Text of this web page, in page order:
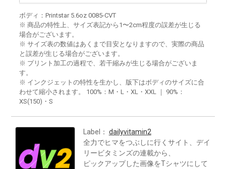
ボディ：Printstar 5.6oz 0085-CVT
※ 商品の特性上、サイズ表記から1〜2cm程度の誤差が生じる
場合がございます。
※ サイズ表の数値はあくまで目安となりますので、実際の商品
と誤差が生じる場合がございます。
※ プリント加工の過程で、若干縮みが生じる場合がございま
す。
※ インクジェットの特性を生かし、版下はボディのサイズに合
わせて縮小されます。 100%：M・L・XL・XXL ｜ 90%：
XS(150)・S
Label： dailyvitamin2
全力でヒマをつぶしに行くサイト、デイ
リービタミンズの連載から、
ピックアップした画像をTシャツにして